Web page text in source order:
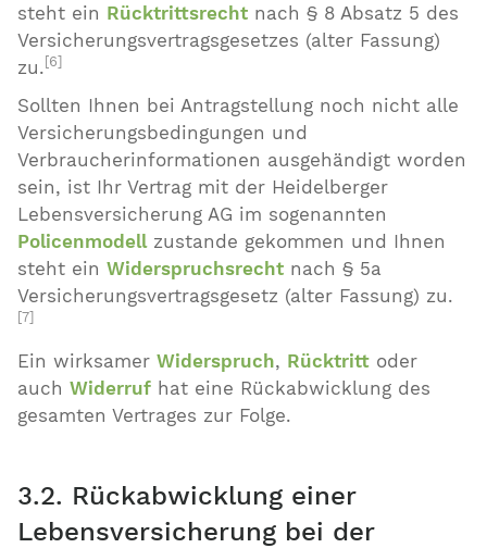
steht ein Rücktrittsrecht nach § 8 Absatz 5 des
Versicherungsvertragsgesetzes (alter Fassung)
zu. [6]
Sollten Ihnen bei Antragstellung noch nicht alle
Versicherungsbedingungen und
Verbraucherinformationen ausgehändigt worden
sein, ist Ihr Vertrag mit der Heidelberger
Lebensversicherung AG im sogenannten
Policenmodellzustande gekommen und Ihnen
steht einWiderspruchsrecht nach § 5a
Versicherungsvertragsgesetz (alter Fassung) zu.
[7]
Ein wirksamerWiderspruch, Rücktritt oder
auchWiderruf hat eine Rückabwicklung des
gesamten Vertrages zur Folge.
3.2. Rückabwicklung einer
Lebensversicherung bei der